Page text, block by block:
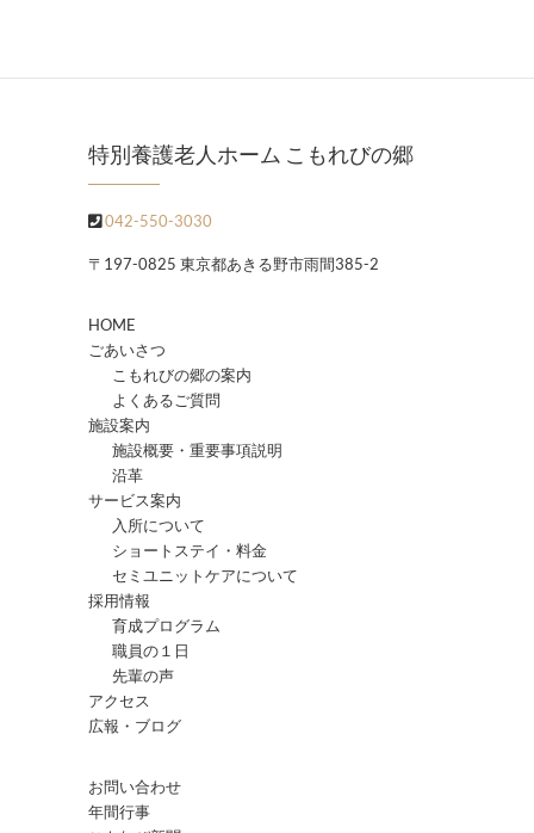
特別養護老人ホーム こもれびの郷
042-550-3030
〒197-0825 東京都あきる野市雨間385-2
HOME
ごあいさつ
こもれびの郷の案内
よくあるご質問
施設案内
施設概要・重要事項説明
沿革
サービス案内
入所について
ショートステイ・料金
セミユニットケアについて
採用情報
育成プログラム
職員の１日
先輩の声
アクセス
広報・ブログ
お問い合わせ
年間行事